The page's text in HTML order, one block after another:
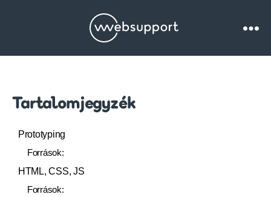
Websupport.hu
Tartalomjegyzék
Prototyping
Források:
HTML, CSS, JS
Források: